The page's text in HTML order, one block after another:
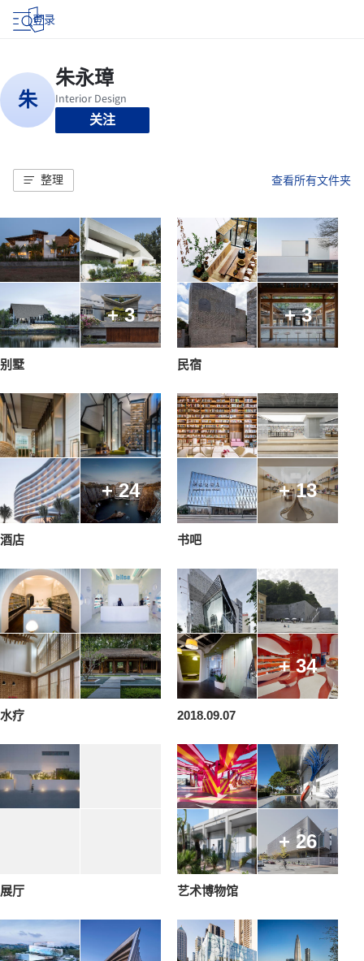
登录
关注
整理 查看所有文件夹
+ 3
别墅
+ 3
民宿
+ 24
酒店
+ 13
书吧
水疗
+ 34
2018.09.07
展厅
+ 26
艺术博物馆